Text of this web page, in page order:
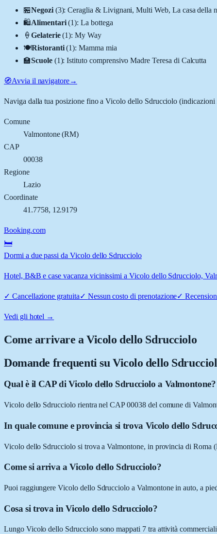
🏪Negozi (3):Ceraglia & Livignani, Multi Web, La casa della
🛍️Alimentari (1):La bottega
🍦 Gelaterie (1):My Way
🍽️Ristoranti (1):Mamma mia
🏫Scuole (1):Istituto comprensivo Madre Teresa di Calcutta
🧭Avvia il navigatore→
Naviga dalla tua posizione fino aVicolo dello Sdrucciolo (indicazioni
Comune
Valmontone(RM)
CAP
00038
Regione
Lazio
Coordinate
41.7758, 12.9179
Booking.com
🛏️
Dormi a due passi da Vicolo dello Sdrucciolo
Hotel, B&B e case vacanza vicinissimi a Vicolo dello Sdrucciolo,
✓ Cancellazione gratuita✓ Nessun costo di prenotazione✓
Vedi gli hotel →
Come arrivare aVicolo dello Sdrucciolo
Domande frequenti su Vicolo dello
Qual è il CAP di Vicolo dello Sdrucciolo a Valmontone?
Vicolo dello Sdrucciolo rientra nel CAP 00038 del comune di
In quale comune e provincia si trova Vicolo dello
Vicolo dello Sdrucciolo si trova a Valmontone, in provincia di Roma
Come si arriva a Vicolo dello Sdrucciolo?
Puoi raggiungere Vicolo dello Sdrucciolo a Valmontone in auto, a
Cosa si trova in Vicolo dello Sdrucciolo?
Lungo Vicolo dello Sdrucciolo sono mappati 7 tra attività